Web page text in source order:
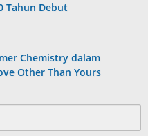
Tahun Debut
Chemistry dalam
Other Than Yours